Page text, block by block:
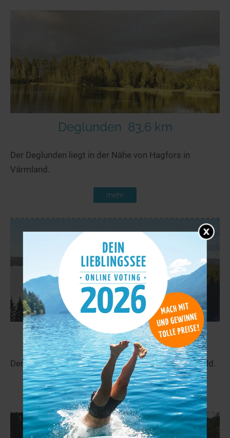
Deglunden 83,6 km
Der Deglunden liegt in der Nähe von Hagfors in
Värmland.
mehr
Femsjøen 83,8 km
Der Femsjøen liegt in der Nähe von Halden in Ostfold.
mehr